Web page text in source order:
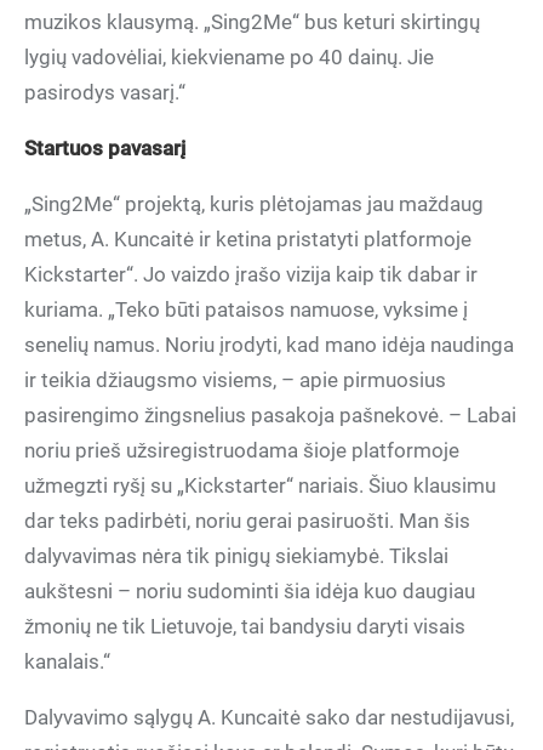
muzikos klausymą. „Sing2Me“ bus keturi skirtingų
lygių vadovėliai, kiekviename po 40 dainų. Jie
pasirodys vasarį.“
Startuos pavasarį
„Sing2Me“ projektą, kuris plėtojamas jau maždaug
metus, A. Kuncaitė ir ketina pristatyti platformoje
Kickstarter“. Jo vaizdo įrašo vizija kaip tik dabar ir
kuriama. „Teko būti pataisos namuose, vyksime į
senelių namus. Noriu įrodyti, kad mano idėja naudinga
ir teikia džiaugsmo visiems, – apie pirmuosius
pasirengimo žingsnelius pasakoja pašnekovė. – Labai
noriu prieš užsiregistruodama šioje platformoje
užmegzti ryšį su „Kickstarter“ nariais. Šiuo klausimu
dar teks padirbėti, noriu gerai pasiruošti. Man šis
dalyvavimas nėra tik pinigų siekiamybė. Tikslai
aukštesni – noriu sudominti šia idėja kuo daugiau
žmonių ne tik Lietuvoje, tai bandysiu daryti visais
kanalais.“
Dalyvavimo sąlygų A. Kuncaitė sako dar nestudijavusi,